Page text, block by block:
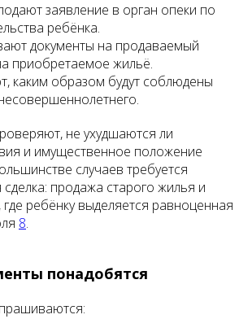
заявление в орган опеки по
ребёнка.
документы на продаваемый
приобретаемое жильё.
каким образом будут соблюдены
не ухудшаются ли
и имущественное положение
случаев требуется
продажа старого жилья и
где ребёнку выделяется равноценная
8.
понадобятся